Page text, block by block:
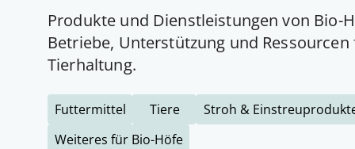
Produkte und Dienstleistungen von Bio-
Betriebe, Unterstützung und
Tierhaltung.
Futtermittel Tiere Stroh &
Weiteres für Bio-Höfe